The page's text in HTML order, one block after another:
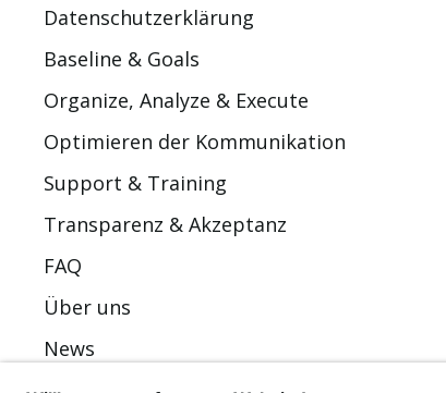
Datenschutzerklärung
Baseline & Goals
Organize, Analyze & Execute
Optimieren der Kommunikation
Support & Training
Transparenz & Akzeptanz
FAQ
Über uns
News